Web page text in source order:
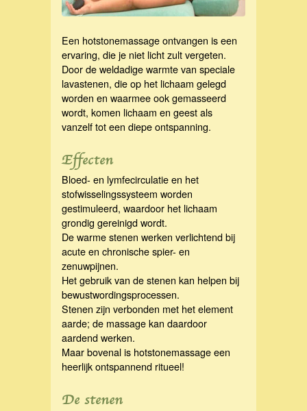
Een hotstonemassage ontvangen is een
ervaring, die je niet licht zult vergeten.
Door de weldadige warmte van speciale
lavastenen, die op het lichaam gelegd
worden en waarmee ook gemasseerd
wordt, komen lichaam en geest als
vanzelf tot een diepe ontspanning.
Effecten
Bloed- en lymfecirculatie en het
stofwisselingssysteem worden
gestimuleerd, waardoor het lichaam
grondig gereinigd wordt.
De warme stenen werken verlichtend bij
acute en chronische spier- en
zenuwpijnen.
Het gebruik van de stenen kan helpen bij
bewustwordingsprocessen.
Stenen zijn verbonden met het element
aarde; de massage kan daardoor
aardend werken.
Maar bovenal is hotstonemassage een
heerlijk ontspannend ritueel!
De stenen